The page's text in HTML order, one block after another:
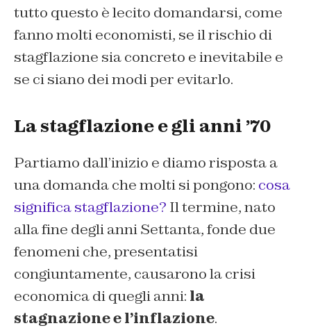
tutto questo è lecito domandarsi, come
fanno molti economisti, se il rischio di
stagflazione sia concreto e inevitabile e
se ci siano dei modi per evitarlo.
La stagflazione e gli anni ’70
Partiamo dall’inizio e diamo risposta a
una domanda che molti si pongono: cosa
significa stagflazione? Il termine, nato
alla fine degli anni Settanta, fonde due
fenomeni che, presentatisi
congiuntamente, causarono la crisi
economica di quegli anni: la
stagnazione e l’inflazione.